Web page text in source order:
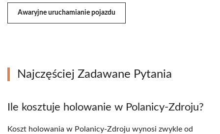
Awaryjne uruchamianie pojazdu
Najczęściej Zadawane Pytania
Ile kosztuje holowanie w Polanicy-Zdroju?
Koszt holowania w Polanicy-Zdroju wynosi zwykle od